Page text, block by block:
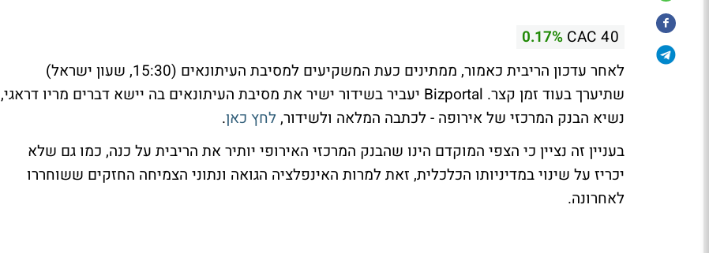
CAC 40
0.17%
לאחר עדכון הריבית כאמור, ממתינים כעת המשקיעים למסיבת העיתונאים (15:30, שעון ישראל)
שתיערך בעוד זמן קצר. Bizportal יעביר בשידור ישיר את מסיבת העיתונאים בה יישא דברים מריו דראגי,
נשיא הבנק המרכזי של אירופה - לכתבה המלאה ולשידור, לחץ כאן.
בעניין זה נציין כי הצפי המוקדם הינו שהבנק המרכזי האירופי יותיר את הריבית על כנה, כמו גם שלא
יכריז על שינוי במדיניותו הכלכלית, זאת למרות האינפלציה הגואה ונתוני הצמיחה החזקים ששוחררו
לאחרונה.